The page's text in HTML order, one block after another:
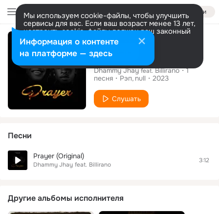
Войти
Мы используем cookie-файлы, чтобы улучшить
сервисы для вас. Если ваш возраст менее 13 лет,
настроить cookie-файлы должен ваш законный
представитель. Больше информации
Разрешить все Настроить
Сингл
Prayer (Original)
Dhammy Jhay feat. Billirano
1
песня
Рэп null 2023
Слушать
Песни
Prayer (Original)
Dhammy Jhay feat. Billirano
3:12
Другие альбомы исполнителя
Информация о контенте
на платформе — здесь